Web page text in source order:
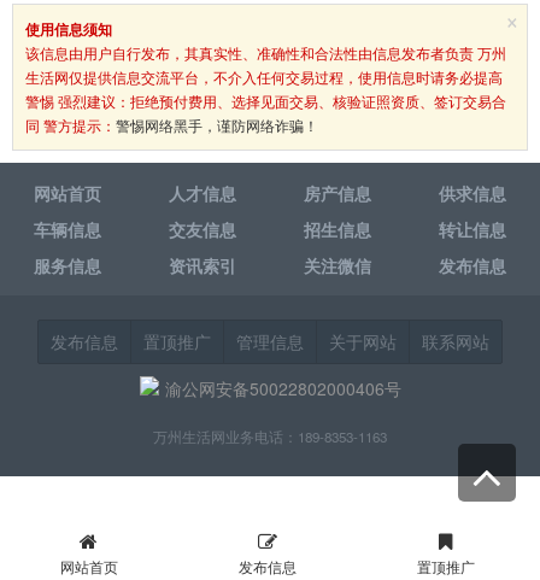
×
使用信息须知
该信息由用户自行发布，其真实性、准确性和合法性由信息发布者负责 万州
生活网仅提供信息交流平台，不介入任何交易过程，使用信息时请务必提高
警惕 强烈建议：拒绝预付费用、选择见面交易、核验证照资质、签订交易合
同 警方提示： 警惕网络黑手，谨防网络诈骗！
网站首页 人才信息 房产信息
供求信息
车辆信息
交友信息 招生信息
转让信息
服务信息
资讯索引 关注微信 发布信息
发布信息 置顶推广 管理信息 关于网站
联系网站
渝公网安备50022802000406号
万州生活网业务电话：189-8353-1163
网站首页 发布信息 置顶推广